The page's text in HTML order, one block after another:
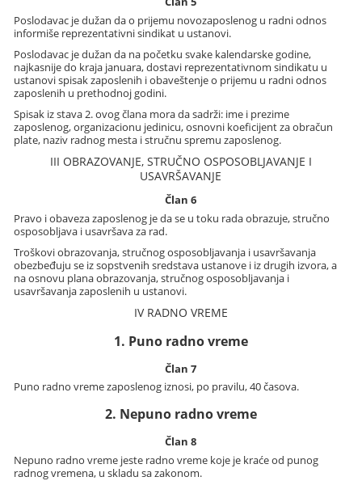
Poslodavac je dužan da o prijemu novozaposlenog u radni odnos
informiše reprezentativni sindikat u ustanovi.
Poslodavac je dužan da na početku svake kalendarske godine,
najkasnije do kraja januara, dostavi reprezentativnom sindikatu u
ustanovi spisak zaposlenih i obaveštenje o prijemu u radni odnos
zaposlenih u prethodnoj godini.
Spisak iz stava 2. ovog člana mora da sadrži: ime i prezime
zaposlenog, organizacionu jedinicu, osnovni koeficijent za obračun
plate, naziv radnog mesta i stručnu spremu zaposlenog.
III OBRAZOVANJE, STRUČNO OSPOSOBLJAVANJE I
USAVRŠAVANJE
Član 6
Pravo i obaveza zaposlenog je da se u toku rada obrazuje, stručno
osposobljava i usavršava za rad.
Troškovi obrazovanja, stručnog osposobljavanja i usavršavanja
obezbeđuju se iz sopstvenih sredstava ustanove i iz drugih izvora, a
na osnovu plana obrazovanja, stručnog osposobljavanja i
usavršavanja zaposlenih u ustanovi.
IV RADNO VREME
1. Puno radno vreme
Član 7
Puno radno vreme zaposlenog iznosi, po pravilu, 40 časova.
2. Nepuno radno vreme
Član 8
Nepuno radno vreme jeste radno vreme koje je kraće od punog
radnog vremena, u skladu sa zakonom.